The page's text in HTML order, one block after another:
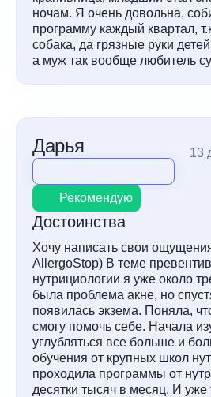
ночам. Я очень довольна,
программу каждый квартал,
собака, да грязные руки
а муж так вообще любитель
Дарья 13
Рекомендую
Достоинства
Хочу написать свои
AllergoStop) В теме
нутрициологии я уже около
была проблема акне, но
появилась экзема. Поняла,
смогу помочь себе. Начала
углубляться все больше и
обучения от крупных школ
проходила программы от
десятки тысяч в месяц. И уже